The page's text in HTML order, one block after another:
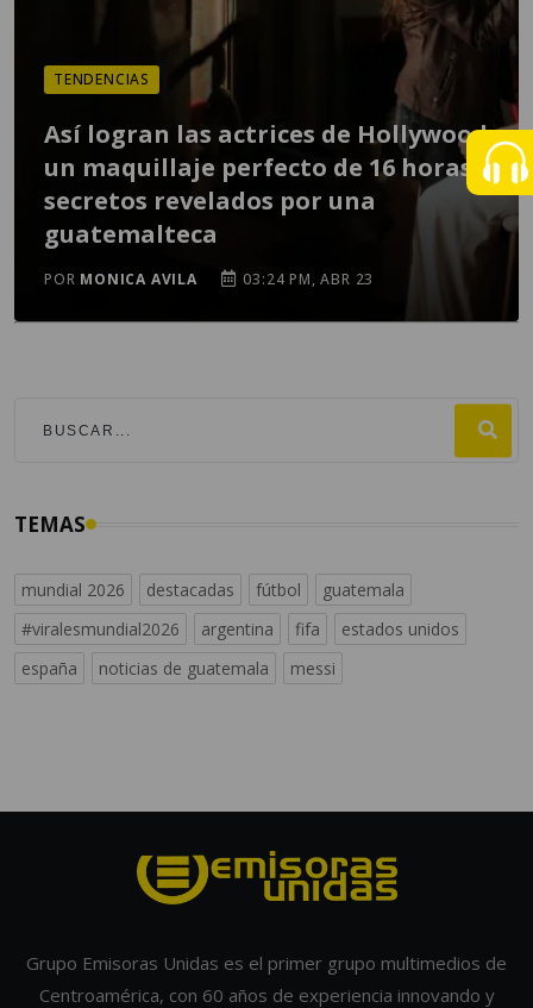
TENDENCIAS
Así logran las actrices de Hollywood
un maquillaje perfecto de 16 horas:
secretos revelados por una
guatemalteca
POR MONICA AVILA 03:24 PM, ABR 23
TEMAS
mundial 2026 destacadas fútbol
guatemala
#viralesmundial2026
argentina fifa
estados unidos
españa
noticias de guatemala messi
Grupo Emisoras Unidas es el primer grupo multimedios de
Centroamérica, con 60 años de experiencia innovando y